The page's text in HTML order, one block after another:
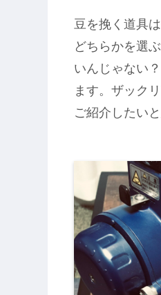
豆を挽く道具
どちらかを選
いんじゃない
ます。ザック
ご紹介したい